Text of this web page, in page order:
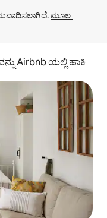
ಮೂಲ
Airbnb ಯಲ್ಲಿ ಹಾಕಿ